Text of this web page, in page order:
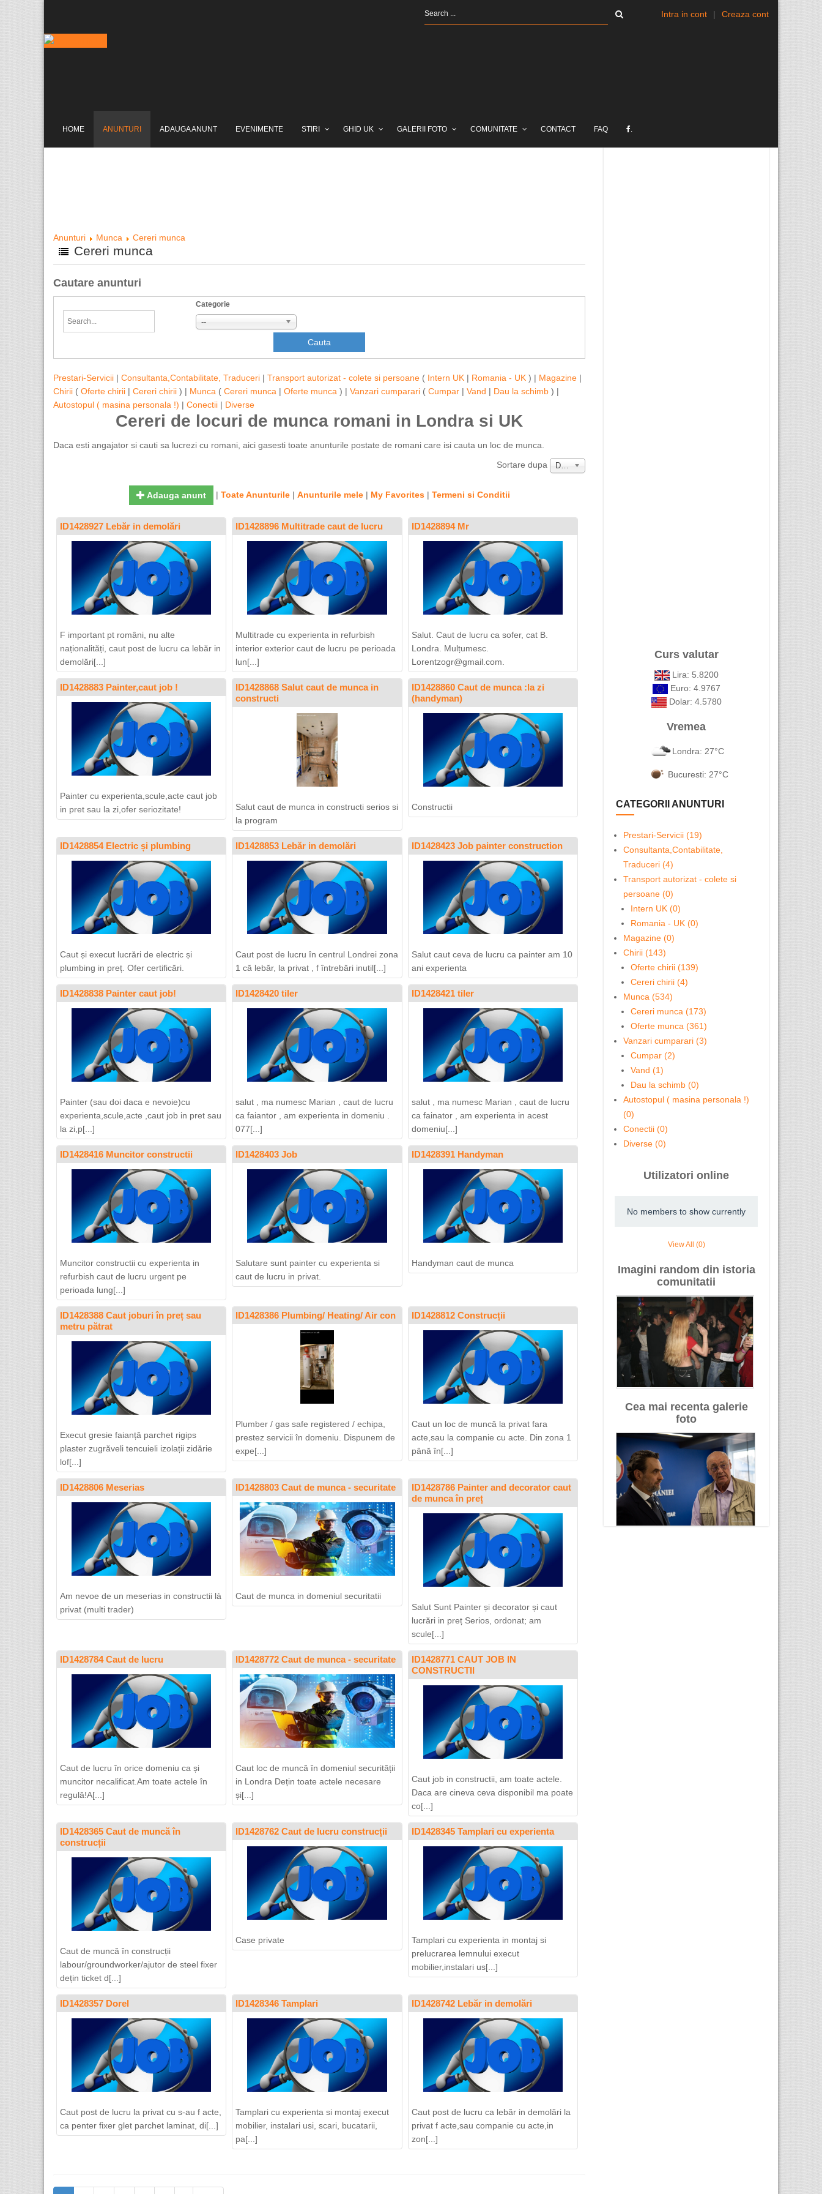
Intra in cont | Creaza cont
HOME ANUNTURI ADAUGA ANUNT EVENIMENTE STIRI GHID UK GALERII FOTO COMUNITATE CONTACT FAQ .
Anunturi Munca Cereri munca
Cereri munca
Cautare anunturi
Categorie
--
Prestari-Servicii | Consultanta,Contabilitate, Traduceri | Transport autorizat - colete si persoane ( Intern UK | Romania - UK ) | Magazine |
Chirii ( Oferte chirii | Cereri chirii ) | Munca ( Cereri munca | Oferte munca ) | Vanzari cumparari ( Cumpar | Vand | Dau la schimb ) |
Autostopul ( masina personala !) | Conectii | Diverse
Cereri de locuri de munca romani in Londra si UK
Daca esti angajator si cauti sa lucrezi cu romani, aici gasesti toate anunturile postate de romani care isi cauta un loc de munca.
Sortare dupa Data
Adauga anunt | Toate Anunturile| Anunturile mele| My Favorites| Termeni si Conditii
ID1428927 Lebăr in demolări
F important pt români, nu alte
naționalități, caut post de lucru ca lebăr in
demolări[...]
ID1428896 Multitrade caut de lucru
Multitrade cu experienta in refurbish
interior exterior caut de lucru pe perioada
lun[...]
ID1428894 Mr
Salut. Caut de lucru ca sofer, cat B.
Londra. Mulțumesc.
Lorentzogr@gmail.com
ID1428883 Painter,caut job !
Painter cu experienta,scule,acte caut job
in pret sau la zi,ofer seriozitate!
ID1428868 Salut caut de munca in
constructi
Salut caut de munca in constructi serios si
la program
ID1428860 Caut de munca :la zi
(handyman)
Constructii
ID1428854 Electric și plumbing
Caut și execut lucrări de electric și
plumbing in preț. Ofer certificări.
ID1428853 Lebăr in demolări
Caut post de lucru în centrul Londrei zona
1 că lebăr, la privat , f întrebări inutil[...]
ID1428423 Job painter construction
Salut caut ceva de lucru ca painter am 10
ani experienta
ID1428838 Painter caut job!
Painter (sau doi daca e nevoie)cu
experienta,scule,acte ,caut job in pret sau
la zi,p[...]
ID1428420 tiler
salut , ma numesc Marian , caut de lucru
ca faiantor , am experienta in domeniu .
077[...]
ID1428421 tiler
salut , ma numesc Marian , caut de lucru
ca fainator , am experienta in acest
domeniu[...]
ID1428416 Muncitor constructii
Muncitor constructii cu experienta in
refurbish caut de lucru urgent pe
perioada lung[...]
ID1428403 Job
Salutare sunt painter cu experienta si
caut de lucru in privat.
ID1428391 Handyman
Handyman caut de munca
ID1428388 Caut joburi în preț sau
metru pătrat
Execut gresie faianță parchet rigips
plaster zugrăveli tencuieli izolații zidărie
lof[...]
ID1428386 Plumbing/ Heating/ Air con
Plumber / gas safe registered / echipa,
prestez servicii în domeniu. Dispunem de
expe[...]
ID1428812 Construcții
Caut un loc de muncă la privat fara
acte,sau la companie cu acte. Din zona 1
până în[...]
ID1428806 Meserias
Am nevoe de un meserias in constructii là
privat (multi trader)
ID1428803 Caut de munca - securitate
Caut de munca in domeniul securitatii
ID1428786 Painter and decorator caut
de munca în preț
Salut Sunt Painter și decorator și caut
lucrări in preț Serios, ordonat; am
scule[...]
ID1428784 Caut de lucru
Caut de lucru în orice domeniu ca și
muncitor necalificat.Am toate actele în
regulă!A[...]
ID1428772 Caut de munca - securitate
Caut loc de muncă în domeniul securității
in Londra Dețin toate actele necesare
și[...]
ID1428771 CAUT JOB IN
CONSTRUCTII
Caut job in constructii, am toate actele.
Daca are cineva ceva disponibil ma poate
co[...]
ID1428365 Caut de muncă în
construcții
Caut de muncă în construcții
labour/groundworker/ajutor de steel fixer
dețin ticket d[...]
ID1428762 Caut de lucru construcții
Case private
ID1428345 Tamplari cu experienta
Tamplari cu experienta in montaj si
prelucrarea lemnului execut
mobilier,instalari us[...]
ID1428357 Dorel
Caut post de lucru la privat cu s-au f acte,
ca penter fixer glet parchet laminat, di[...]
ID1428346 Tamplari
Tamplari cu experienta si montaj execut
mobilier, instalari usi, scari, bucatarii,
pa[...]
ID1428742 Lebăr in demolări
Caut post de lucru ca lebăr in demolări la
privat f acte,sau companie cu acte,in
zon[...]
Curs valutar
Lira: 5.8200
Euro: 4.9767
Dolar: 4.5780
Vremea
Londra: 27°C
Bucuresti: 27°C
CATEGORII ANUNTURI
Prestari-Servicii (19)
Consultanta,Contabilitate,
Traduceri (4)
Transport autorizat - colete si
persoane (0)
Intern UK (0)
Romania - UK (0)
Magazine (0)
Chirii (143)
Oferte chirii (139)
Cereri chirii (4)
Munca (534)
Cereri munca (173)
Oferte munca (361)
Vanzari cumparari (3)
Cumpar (2)
Vand (1)
Dau la schimb (0)
Autostopul ( masina personala !)
(0)
Conectii (0)
Diverse (0)
Utilizatori online
No members to show currently
View All (0)
Imagini random din istoria
comunitatii
Cea mai recenta galerie
foto